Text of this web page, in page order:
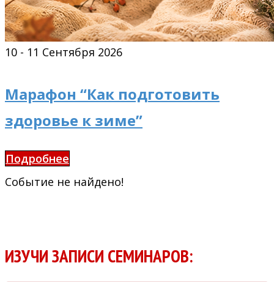
10 - 11 Сентября 2026
Марафон “Как подготовить
здоровье к зиме”
Подробнее
Событие не найдено!
ИЗУЧИ ЗАПИСИ СЕМИНАРОВ: